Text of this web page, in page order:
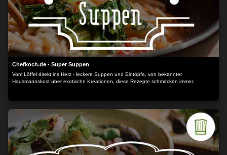
Chefkoch.de - Super Suppen
Vom Löffel direkt ins Herz - leckere Suppen und Eintöpfe, von bekannter
Hausmannskost über exotische Kreationen, diese Rezepte schmecken immer.